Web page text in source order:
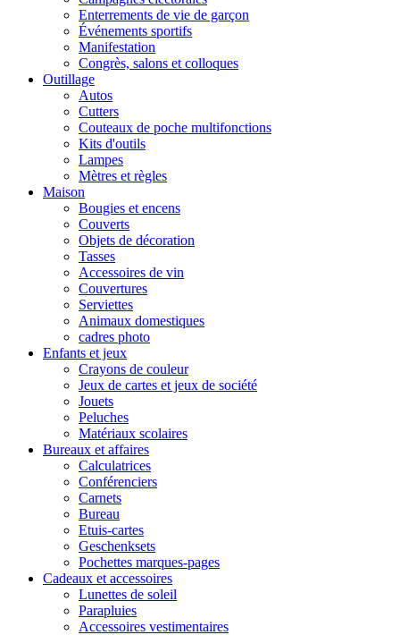
Enterrements de vie de garçon
Événements sportifs
Manifestation
Congrès, salons et colloques
Outillage
Autos
Cutters
Couteaux de poche multifonctions
Kits d'outils
Lampes
Mètres et règles
Maison
Bougies et encens
Couverts
Objets de décoration
Tasses
Accessoires de vin
Couvertures
Serviettes
Animaux domestiques
cadres photo
Enfants et jeux
Crayons de couleur
Jeux de cartes et jeux de société
Jouets
Peluches
Matériaux scolaires
Bureaux et affaires
Calculatrices
Conférenciers
Carnets
Bureau
Etuis-cartes
Geschenksets
Pochettes marques-pages
Cadeaux et accessoires
Lunettes de soleil
Parapluies
Accessoires vestimentaires